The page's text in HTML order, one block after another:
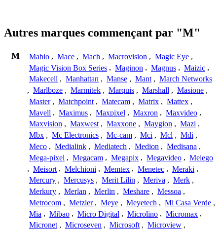
Autres marques commençant par "M"
M Mabio , Mace , Mach , Macrovision , Magic Eye ,
Magic Vision Box Series , Maginon , Magnus , Maizic ,
Makecell , Manhattan , Manse , Mant , March Networks
, Marlboze , Marmitek , Marquis , Marshall , Masione ,
Master , Matchpoint , Matecam , Matrix , Mattex ,
Mavell , Maximus , Maxpixel , Maxron , Maxvideo ,
Maxvision , Maxwest , Maxxone , Maygion , Mazi ,
Mbx , Mc Electronics , Mc-cam , Mci , Mcl , Mdi ,
Meco , Medialink , Mediatech , Medion , Medisana ,
Mega-pixel , Megacam , Megapix , Megavideo , Meiego
, Meisort , Melchioni , Memtex , Menetec , Meraki ,
Mercury , Mercusys , Merit Lilin , Meriva , Merk ,
Merkury , Merlan , Merlin , Meshare , Messoa ,
Metrocom , Metzler , Meye , Meyetech , Mi Casa Verde ,
Mia , Mibao , Micro Digital , Microlino , Micromax ,
Micronet , Microseven , Microsoft , Microview ,